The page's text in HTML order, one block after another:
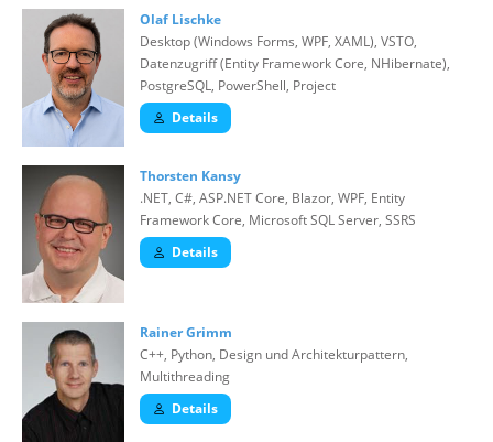
Olaf Lischke
Desktop (Windows Forms, WPF, XAML), VSTO,
Datenzugriff (Entity Framework Core, NHibernate),
PostgreSQL, PowerShell, Project
Details
Thorsten Kansy
.NET, C#, ASP.NET Core, Blazor, WPF, Entity
Framework Core, Microsoft SQL Server, SSRS
Details
Rainer Grimm
C++, Python, Design und Architekturpattern,
Multithreading
Details